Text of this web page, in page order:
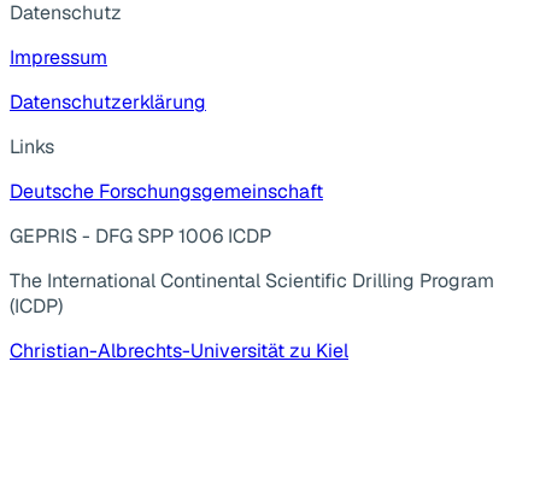
Datenschutz
Impressum
Datenschutzerklärung
Links
Deutsche Forschungsgemeinschaft
GEPRIS - DFG SPP 1006 ICDP
The International Continental Scientific Drilling Program
(ICDP)
Christian-Albrechts-Universität zu Kiel